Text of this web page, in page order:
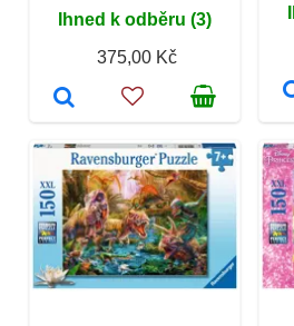
Ihned k odběru (3)
375,00 Kč